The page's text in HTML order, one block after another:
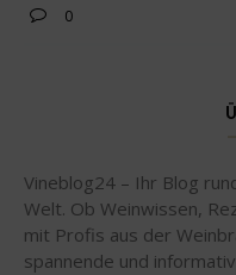
0
Vineblog24 – Ihr Blog
Welt. Ob Weinwissen,
mit Profis aus der
spannende und